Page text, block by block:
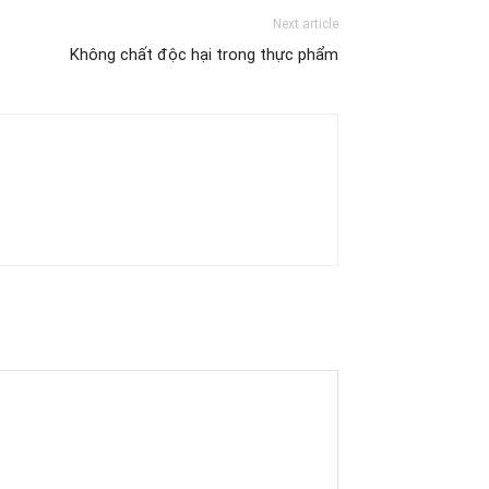
Next article
Không chất độc hại trong thực phẩm